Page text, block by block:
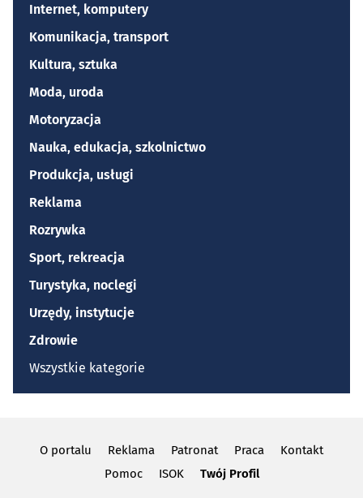
Internet, komputery
Komunikacja, transport
Kultura, sztuka
Moda, uroda
Motoryzacja
Nauka, edukacja, szkolnictwo
Produkcja, usługi
Reklama
Rozrywka
Sport, rekreacja
Turystyka, noclegi
Urzędy, instytucje
Zdrowie
Wszystkie kategorie
O portalu Reklama Patronat Praca
Kontakt
Pomoc
ISOK Twój Profil